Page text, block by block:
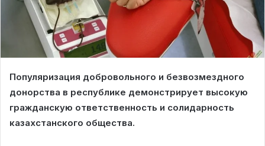
Популяризация добровольного и безвозмездного
донорства в республике демонстрирует высокую
гражданскую ответственность и солидарность
казахстанского общества.